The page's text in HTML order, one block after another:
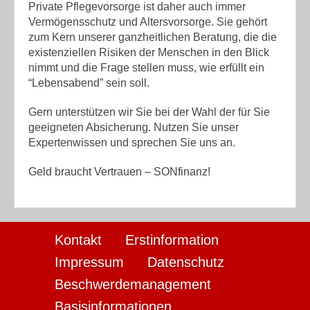
Private Pflegevorsorge ist daher auch immer
Vermögensschutz und Altersvorsorge. Sie gehört
zum Kern unserer ganzheitlichen Beratung, die die
existenziellen Risiken der Menschen in den Blick
nimmt und die Frage stellen muss, wie erfüllt ein
“Lebensabend” sein soll.
Gern unterstützen wir Sie bei der Wahl der für Sie
geeigneten Absicherung. Nutzen Sie unser
Expertenwissen und sprechen Sie uns an.
Geld braucht Vertrauen – SONfinanz!
Kontakt
Erstinformation
Impressum
Datenschutz
Beschwerdemanagement
Basisinformationen